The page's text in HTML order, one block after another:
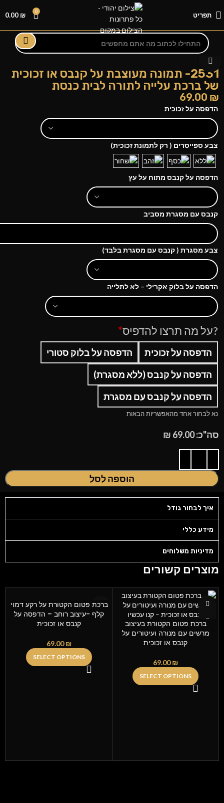
תפריט 0
0.00 ₪
2531- תמונה מעוצבת על קנבס או זכוכית
של ברכת עלייה לתורה לבית כנסת
69.00 ₪
הדפסה על זכוכית
צבע ספייסרים ( רק לתמונת זכוכית)
הדפסה על קנבס מתוח על עץ
קנבס עם מסגרת מסביב
צבע מסגרת ( קנבס עם מסגרת בלבד)
הדפסה על בלוק אקרילי – לא לתלייה
?על מה תרצו להדפיס*
הדפסה על זכוכית
הדפסה על בלוק סטורי
הדפסה על קנבס (ללא מסגרת)
הדפסה על קנבס עם מסגרת
נא לבחור אחד מהאפשריות הבאות
סה"כ:69.00
₪
הוספה לסל
איך לבחור גודל
מידע כללי
מדיניות משלוחים
מוצרים קשורים
ברכת פטום הקטורת בעיצוב
מרשים עם מנורה ועיטורים על
קנבס או זכוכית
69.00₪
SELECT OPTIONS
ברכת פטום הקטורת על רקע דמוי
קלף -עיצוב רוחב – הדפסה על
קנבס או זכוכית
69.00₪
SELECT OPTIONS